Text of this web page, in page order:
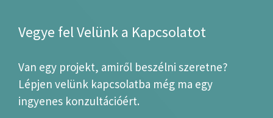
Vegye fel Velünk a Kapcsolatot
Van egy projekt, amiről beszélni szeretne?
Lépjen velünk kapcsolatba még ma egy
ingyenes konzultációért.